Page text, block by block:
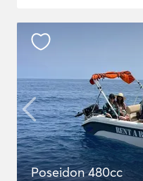
Poseidon 480cc